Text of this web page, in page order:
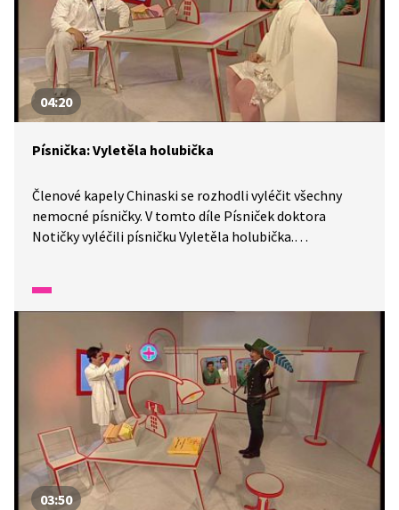
04:20
Písnička: Vyletěla holubička
Členové kapely Chinaski se rozhodli vyléčit všechny
nemocné písničky. V tomto díle Písniček doktora
Notičky vyléčili písničku Vyletěla holubička.
03:50